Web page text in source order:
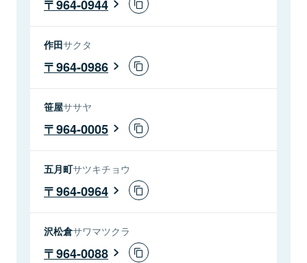
964-0944
作田サクタ
964-0986
笹屋ササヤ
964-0005
五月町サツキチョウ
964-0964
沢松倉サワマツクラ
964-0088